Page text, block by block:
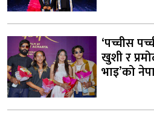
‘पच्चीस
खुशी र
भाइ’को